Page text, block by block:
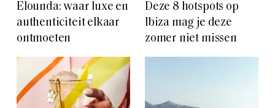
Elounda: waar luxe en
authenticiteit elkaar
ontmoeten
Deze 8 hotspots op
Ibiza mag je deze
zomer niet missen